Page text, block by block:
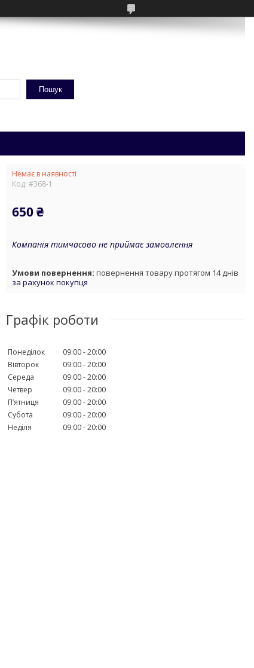
Пошук
Немає в наявності
Код: #368-1
650 ₴
Компанія тимчасово не приймає замовлення
повернення товару протягом 14 днів
за рахунок покупця
Графік роботи
Понеділок 09:00 20:00
Вівторок
09:00 20:00
Середа
09:00 20:00
Четвер
09:00 20:00
Пʼятниця
09:00 20:00
Субота
09:00 20:00
Неділя
09:00 20:00